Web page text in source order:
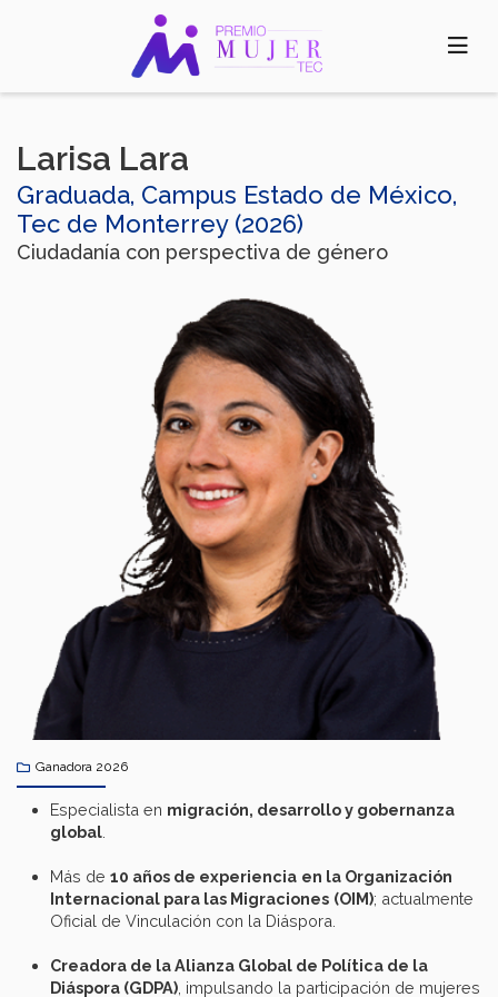
Larisa Lara
Graduada, Campus Estado de México,
Tec de Monterrey (2026)
Ciudadanía con perspectiva de género
Ganadora 2026
Especialista en migración, desarrolloy gobernanza
global
Más de 10 años de experiencia en la Organización
Internacional para las Migraciones (OIM); actualmente
Oficial de Vinculación con la Diáspora.
Creadora de la Alianza Global de Política de la
Diáspora (GDPA) , impulsando la participación de mujeres